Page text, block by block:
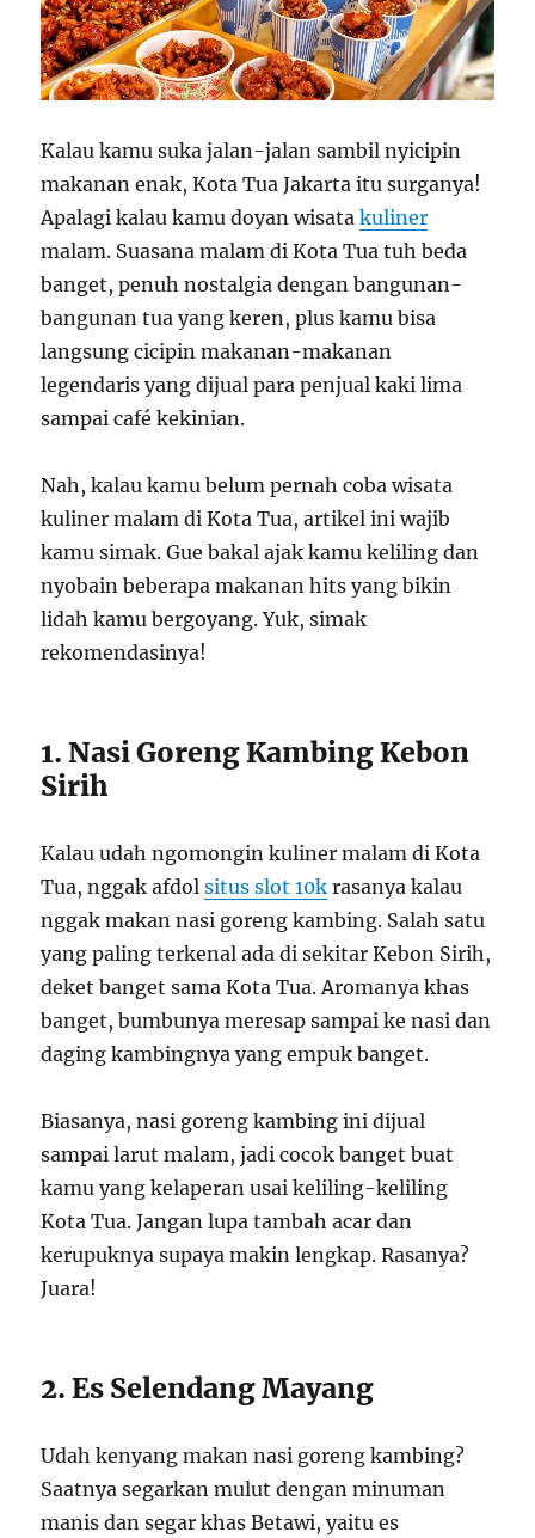
Kalau kamu suka jalan-jalan sambil nyicipin
makanan enak, Kota Tua Jakarta itu surganya!
Apalagi kalau kamu doyan wisatakuliner
malam. Suasana malam di Kota Tua tuh beda
banget, penuh nostalgia dengan bangunan-
bangunan tua yang keren, plus kamu bisa
langsung cicipin makanan-makanan
legendaris yang dijual para penjual kaki lima
sampai café kekinian.
Nah, kalau kamu belum pernah coba wisata
kuliner malam di Kota Tua, artikel ini wajib
kamu simak. Gue bakal ajak kamu keliling dan
nyobain beberapa makanan hits yang bikin
lidah kamu bergoyang. Yuk, simak
rekomendasinya!
1. Nasi Goreng Kambing Kebon
Sirih
Kalau udah ngomongin kuliner malam di Kota
Tua, nggak afdolsitus slot 10k rasanya kalau
nggak makan nasi goreng kambing. Salah satu
yang paling terkenal ada di sekitar Kebon Sirih,
deket banget sama Kota Tua. Aromanya khas
banget, bumbunya meresap sampai ke nasi dan
daging kambingnya yang empuk banget.
Biasanya, nasi goreng kambing ini dijual
sampai larut malam, jadi cocok banget buat
kamu yang kelaperan usai keliling-keliling
Kota Tua. Jangan lupa tambah acar dan
kerupuknya supaya makin lengkap. Rasanya?
Juara!
2. Es Selendang Mayang
Udah kenyang makan nasi goreng kambing?
Saatnya segarkan mulut dengan minuman
manis dan segar khas Betawi, yaitu es